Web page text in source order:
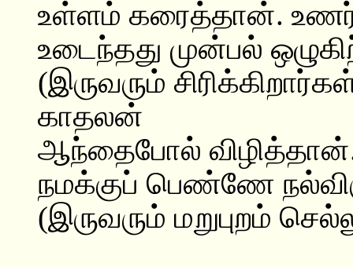
உள்ளம் கரைத்தான்.
உடைந்தது முன்பல்
(இருவரும்
காதலன்
ஆந்தைபோல் விழித்தான்.
நமக்குப் பெண்ணே
(இருவரும் மறுபுறம்